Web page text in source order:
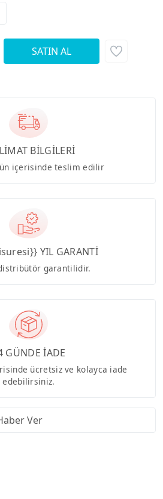
BİLGİLERİ
içerisinde teslim edilir
YIL GARANTİ
garantilidir.
GÜNDE İADE
ücretsiz ve kolayca iade
edebilirsiniz.
Ver